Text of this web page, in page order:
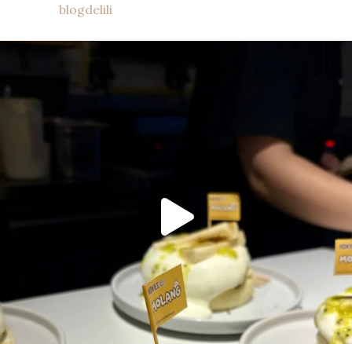
blogdelili